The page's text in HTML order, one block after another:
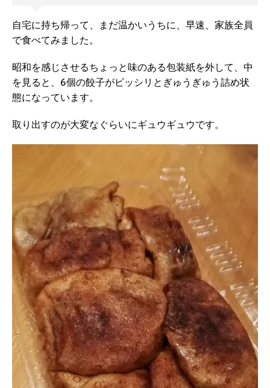
自宅に持ち帰って、まだ温かいうちに、早速、家族全員
で食べてみました。
昭和を感じさせるちょっと味のある包装紙を外して、中
を見ると、6個の餃子がビッシリとぎゅうぎゅう詰め状
態になっています。
取り出すのが大変なぐらいにギュウギュウです。